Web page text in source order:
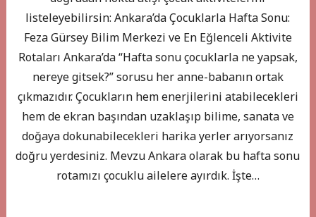
listeleyebilirsin: Ankara’da Çocuklarla Hafta Sonu:
Feza Gürsey Bilim Merkezi ve En Eğlenceli Aktivite
Rotaları Ankara’da “Hafta sonu çocuklarla ne yapsak,
nereye gitsek?” sorusu her anne-babanın ortak
çıkmazıdır. Çocukların hem enerjilerini atabilecekleri
hem de ekran başından uzaklaşıp bilime, sanata ve
doğaya dokunabilecekleri harika yerler arıyorsanız
doğru yerdesiniz. Mevzu Ankara olarak bu hafta sonu
rotamızı çocuklu ailelere ayırdık. İşte…